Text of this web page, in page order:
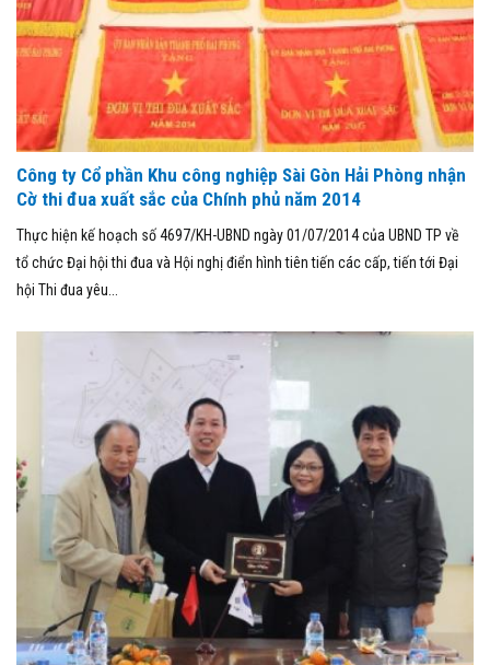
Công ty Cổ phần Khu công nghiệp Sài Gòn Hải Phòng nhận
Cờ thi đua xuất sắc của Chính phủ năm 2014
Thực hiện kế hoạch số 4697/KH-UBND ngày 01/07/2014 của UBND TP về
tổ chức Đại hội thi đua và Hội nghị điển hình tiên tiến các cấp, tiến tới Đại
hội Thi đua yêu...